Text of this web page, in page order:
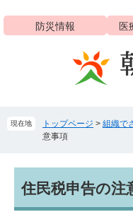
ジ
ュ
防災情報 医
現在地 トップページ > 組織で
意事項
文住民税申告の注